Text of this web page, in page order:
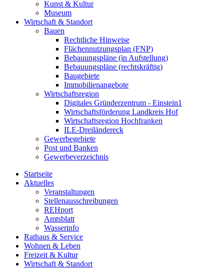
Kunst & Kultur
Museum
Wirtschaft & Standort
Bauen
Rechtliche Hinweise
Flächennutzungsplan (FNP)
Bebauungspläne (in Aufstellung)
Bebauungspläne (rechtskräftig)
Baugebiete
Immobilienangebote
Wirtschaftsregion
Digitales Gründerzentrum - Einstein1
Wirtschaftsförderung Landkreis Hof
Wirtschaftsregion Hochfranken
ILE-Dreiländereck
Gewerbegebiete
Post und Banken
Gewerbeverzeichnis
Startseite
Aktuelles
Veranstaltungen
Stellenausschreibungen
REHport
Amtsblatt
Wasserinfo
Rathaus & Service
Wohnen & Leben
Freizeit & Kultur
Wirtschaft & Standort